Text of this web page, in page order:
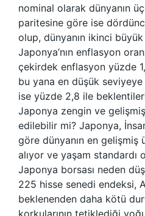
nominal olarak dünyanın
paritesine göre ise
olup, dünyanın ikinci
Japonya’nın enflasyon
çekirdek enflasyon yüzde
bu yana en düşük
ise yüzde 2,8 ile
Japonya zengin ve
edilebilir mi? Japonya,
göre dünyanın en gelişmiş
alıyor ve yaşam standardı
Japonya borsası neden
225 hisse senedi endeksi,
beklenenden daha kötü
korkularının tetiklediği